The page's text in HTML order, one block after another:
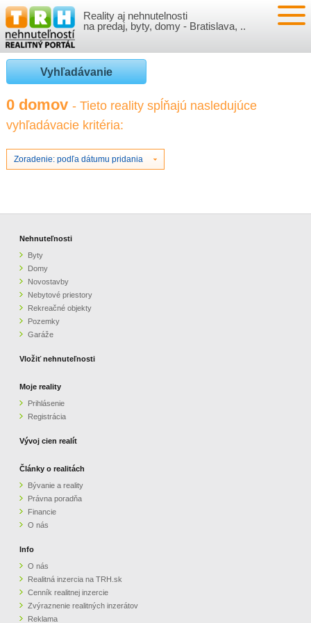
Reality aj nehnutelnosti
na predaj, byty, domy - Bratislava, ..
NEHNUTEĽNOSTI
BYTY
NOVOSTAVBY
NEBYTOVÉ PRIESTORY
GARÁŽE
VLOŽIŤ NEHNUTEĽNOSTI
PRIHLÁSENIE
REGISTRÁCIA
VÝVOJ CIEN REALÍT
ČLÁNKY O REALITÁCH
O NÁS
CENNÍK REALITNEJ INZERCIE
ZVÝRAZNENIE REALITNÝCH INZERÁTOV
PARTNERI
OBCHODNÉ PODMIENKY
KONTAKT
Vyhľadávanie
0 domov - Tieto reality spĺňajú nasledujúce
vyhľadávacie kritéria:
Zoradenie: podľa dátumu pridania
Nehnuteľnosti
Byty
Domy
Novostavby
Nebytové priestory
Rekreačné objekty
Pozemky
Garáže
Vložiť nehnuteľnosti
Moje reality
Prihlásenie
Registrácia
Vývoj cien realít
Články o realitách
Bývanie a reality
Právna poradňa
Financie
O nás
Info
O nás
Realitná inzercia na TRH.sk
Cenník realitnej inzercie
Zvýraznenie realitných inzerátov
Reklama